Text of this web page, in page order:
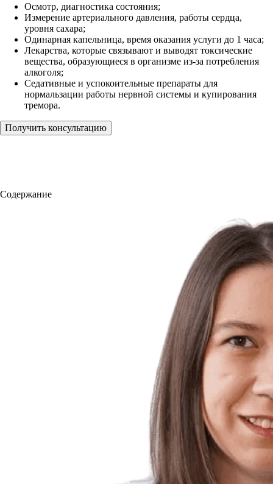
Осмотр, диагностика состояния;
Измерение артериального давления, работы сердца,
уровня сахара;
Одинарная капельница, время оказания услуги до 1 часа;
Лекарства, которые связывают и выводят токсические
вещества, образующиеся в организме из-за потребления
алкоголя;
Седативные и успокоительные препараты для
нормальзации работы нервной системы и купирования
тремора.
Получить консультацию
Содержание